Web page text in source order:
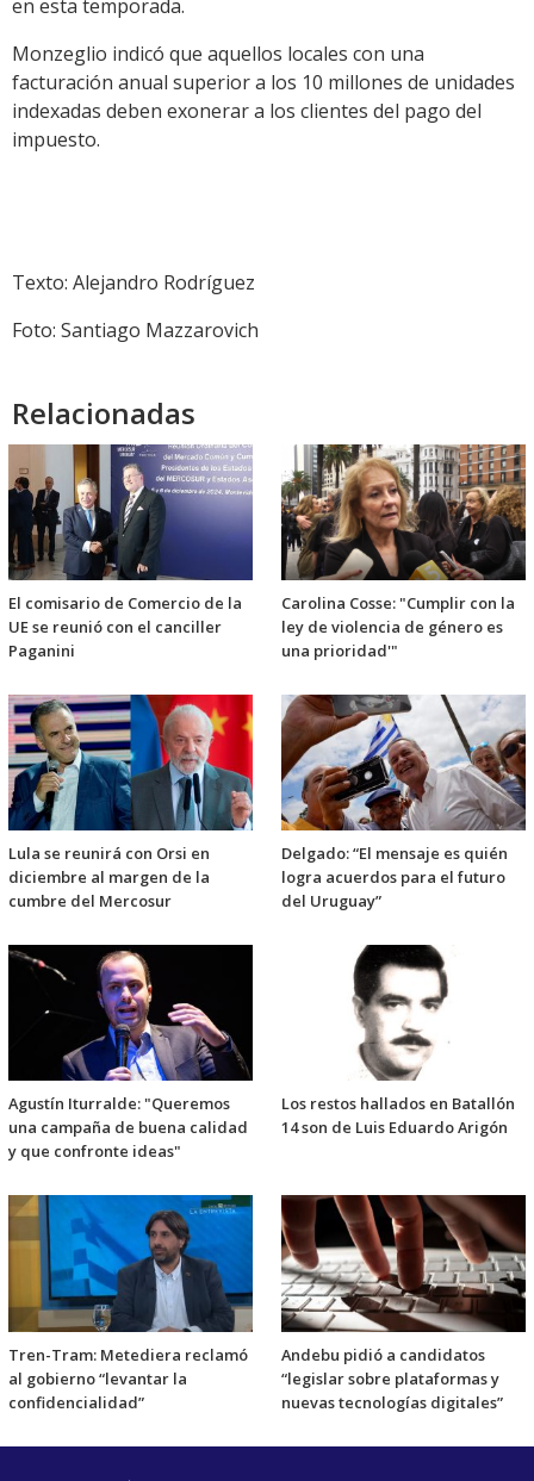
en esta temporada.
Monzeglio indicó que aquellos locales con una
facturación anual superior a los 10 millones de unidades
indexadas deben exonerar a los clientes del pago del
impuesto.
Texto: Alejandro Rodríguez
Foto: Santiago Mazzarovich
Relacionadas
El comisario de Comercio de la
UE se reunió con el canciller
Paganini
Carolina Cosse: "Cumplir con la
ley de violencia de género es
una prioridad'"
Lula se reunirá con Orsi en
diciembre al margen de la
cumbre del Mercosur
Delgado: “El mensaje es quién
logra acuerdos para el futuro
del Uruguay”
Agustín Iturralde: "Queremos
una campaña de buena calidad
y que confronte ideas"
Los restos hallados en Batallón
14 son de Luis Eduardo Arigón
Tren-Tram: Metediera reclamó
al gobierno “levantar la
confidencialidad”
Andebu pidió a candidatos
“legislar sobre plataformas y
nuevas tecnologías digitales”